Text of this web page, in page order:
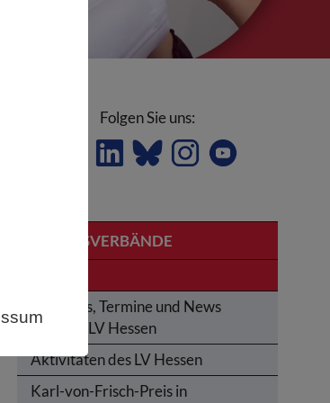
Folgen Sie uns:
LANDESVERBÄNDE
Aktuelles, Termine und News
aus dem LV Hessen
Aktivitäten des LV Hessen
Karl-von-Frisch-Preis in